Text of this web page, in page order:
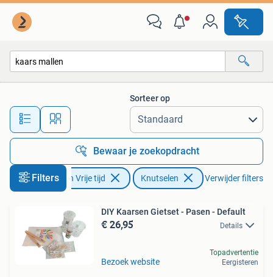
Alle afstanden…
Sorteer op
Bewaar je zoekopdracht
Filters
Hobby en Vrije tijd Knutselen Verwijder filters
DIY Kaarsen Gietset - Pasen - Default
€ 26,95 Details
Bezoek website
Topadvertentie
Eergisteren